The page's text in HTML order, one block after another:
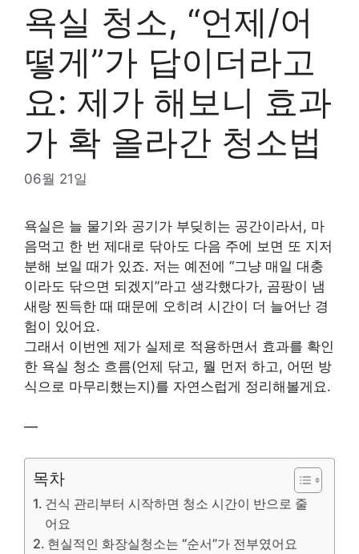
욕실 청소, “언제/어
떻게”가 답이더라고
요: 제가 해보니 효과
가 확 올라간 청소법
06월 21일
욕실은 늘 물기와 공기가 부딪히는 공간이라서, 마
음먹고 한 번 제대로 닦아도 다음 주에 보면 또 지저
분해 보일 때가 있죠. 저는 예전에 “그냥 매일 대충
이라도 닦으면 되겠지”라고 생각했다가, 곰팡이 냄
새랑 찐득한 때 때문에 오히려 시간이 더 늘어난 경
험이 있어요.
그래서 이번엔 제가 실제로 적용하면서 효과를 확인
한 욕실 청소 흐름(언제 닦고, 뭘 먼저 하고, 어떤 방
식으로 마무리했는지)를 자연스럽게 정리해볼게요.
—
목차
건식 관리부터 시작하면 청소 시간이 반으로 줄
어요
현실적인 화장실청소는 “순서”가 전부였어요